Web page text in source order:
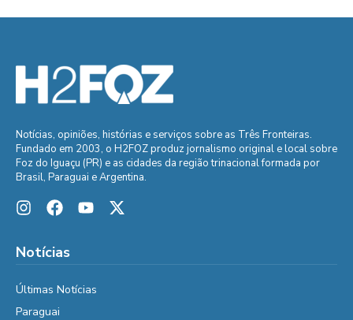
Notícias, opiniões, histórias e serviços sobre as Três Fronteiras.
Fundado em 2003, o H2FOZ produz jornalismo original e local sobre
Foz do Iguaçu (PR) e as cidades da região trinacional formada por
Brasil, Paraguai e Argentina.
Notícias
Últimas Notícias
Paraguai